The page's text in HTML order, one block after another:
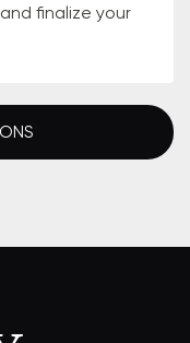
finalize your